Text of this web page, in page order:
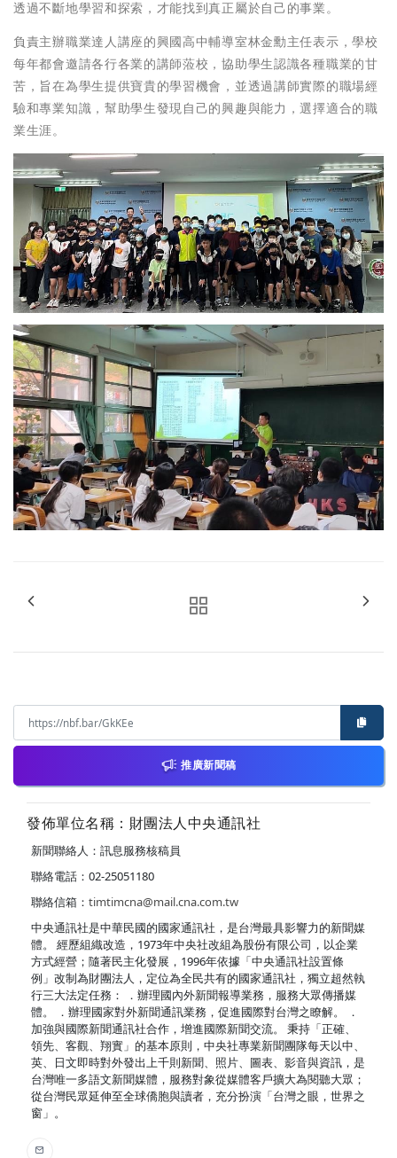
透過不斷地學習和探索，才能找到真正屬於自己的事業。
負責主辦職業達人講座的興國高中輔導室林金勳主任表示，學校
每年都會邀請各行各業的講師蒞校，協助學生認識各種職業的甘
苦，旨在為學生提供寶貴的學習機會，並透過講師實際的職場經
驗和專業知識，幫助學生發現自己的興趣與能力，選擇適合的職
業生涯。
推廣新聞稿
發佈單位名稱：財團法人中央通訊社
新聞聯絡人：訊息服務核稿員
聯絡電話：02-25051180
聯絡信箱： timtimcna@mail.cna.com.tw
中央通訊社是中華民國的國家通訊社，是台灣最具影響力的新聞媒
體。 經歷組織改造，1973年中央社改組為股份有限公司，以企業
方式經營；隨著民主化發展，1996年依據「中央通訊社設置條
例」改制為財團法人，定位為全民共有的國家通訊社，獨立超然執
行三大法定任務： ．辦理國內外新聞報導業務，服務大眾傳播媒
體。 ．辦理國家對外新聞通訊業務，促進國際對台灣之瞭解。 ．
加強與國際新聞通訊社合作，增進國際新聞交流。 秉持「正確、
領先、客觀、翔實」的基本原則，中央社專業新聞團隊每天以中、
英、日文即時對外發出上千則新聞、照片、圖表、影音與資訊，是
台灣唯一多語文新聞媒體，服務對象從媒體客戶擴大為閱聽大眾；
從台灣民眾延伸至全球僑胞與讀者，充分扮演「台灣之眼，世界之
窗」。